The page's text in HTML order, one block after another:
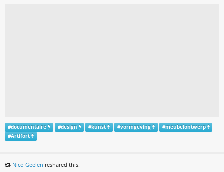
#documentaire #design #kunst #vormgeving #meubelontwerp
#Artifort
Nico Geelen reshared this.